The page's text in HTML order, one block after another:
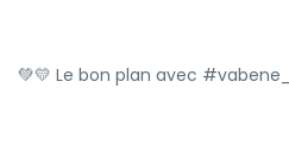
💚💛 Le bon plan avec